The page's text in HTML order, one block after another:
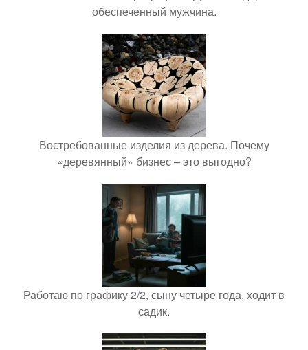
обеспеченный мужчина.
Востребованные изделия из дерева. Почему
«деревянный» бизнес – это выгодно?
Работаю по графику 2/2, сыну четыре года, ходит в
садик.